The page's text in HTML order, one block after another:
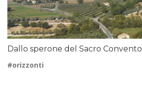
Dallo sperone del Sacro Convento
#orizzonti